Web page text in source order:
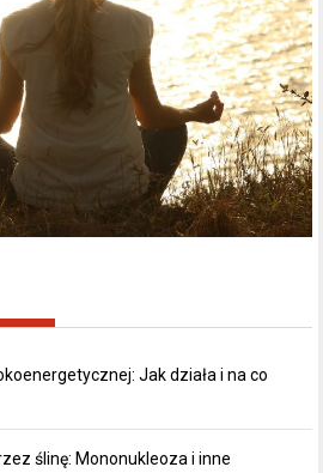
Jak działa i na co
ślinę: Mononukleoza i inne